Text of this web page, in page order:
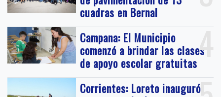
cuadras en Bernal
4
Campana: El Municipio
comenzó a brindar las clases
de apoyo escolar gratuitas
Corrientes: Loreto inauguró